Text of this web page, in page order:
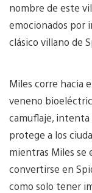
nombre de este
emocionados por
clásico villano de
Miles corre hacia
veneno
camuflaje,
protege a los
mientras Miles se
convertirse en
como solo tener